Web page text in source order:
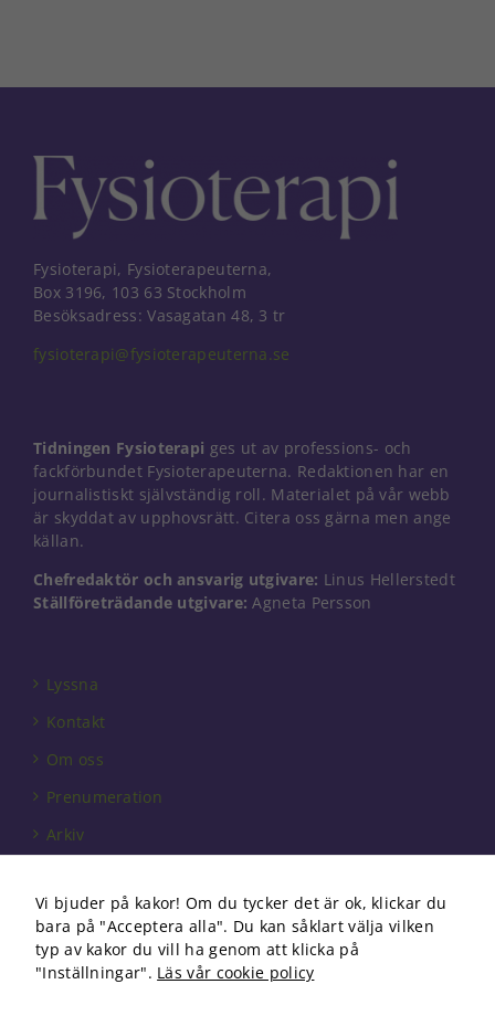
Fysioterapi, Fysioterapeuterna,
Box 3196, 103 63 Stockholm
Besöksadress: Vasagatan 48, 3 tr
fysioterapi@fysioterapeuterna.se
Tidningen Fysioterapi ges ut av professions- och
fackförbundet Fysioterapeuterna. Redaktionen har en
journalistiskt självständig roll. Materialet på vår webb
är skyddat av upphovsrätt. Citera oss gärna men ange
källan.
Chefredaktör och ansvarig utgivare: Linus Hellerstedt
Ställföreträdande utgivare: Agneta Persson
Lyssna
Kontakt
Om oss
Prenumeration
Arkiv
Förbundet
Om cookies
Vi bjuder på kakor! Om du tycker det är ok, klickar du
bara på "Acceptera alla". Du kan såklart välja vilken
typ av kakor du vill ha genom att klicka på
"Inställningar". Läs vår cookie policy
Nödvändiga
Dessa kakor
välja bort. De
behövs för
funktionalitet
uppbyggnad,
baserat på
hur
hemsidan
används.